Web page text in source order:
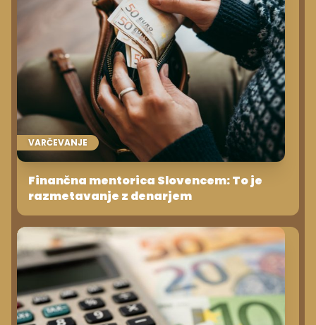
VARČEVANJE
Finančna mentorica Slovencem: To je
razmetavanje z denarjem